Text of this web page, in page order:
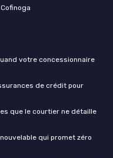
votre concessionnaire
de crédit pour
que le courtier ne détaille
qui promet zéro